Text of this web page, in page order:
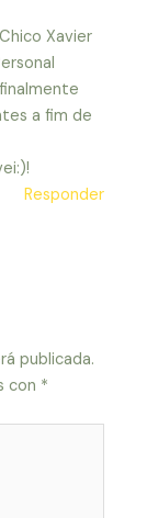
Xavier
a fim de
Responder
publicada.
con *